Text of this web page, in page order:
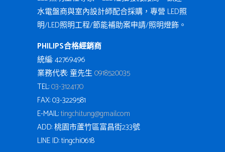
水電盤商與室內設計師配合採購，專營 LED照
明/LED照明工程/節能補助案申請/照明燈飾。
PHILIPS合格經銷商
統編: 42769496
業務代表: 童先生0918520035
TEL:03-3124170
FAX: 03-3229581
E-MAIL:tingchi.tung@gmail.com
ADD: 桃園市蘆竹區富昌街233號
LINE ID: tingchi0618